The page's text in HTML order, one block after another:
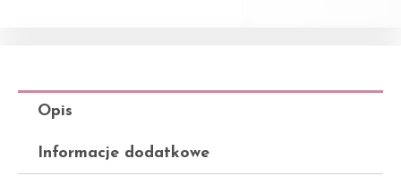
Opis
Informacje dodatkowe